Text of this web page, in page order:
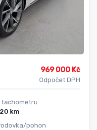
969 000 Kč
Odpočet DPH
tachometru
25 720 km
pohon